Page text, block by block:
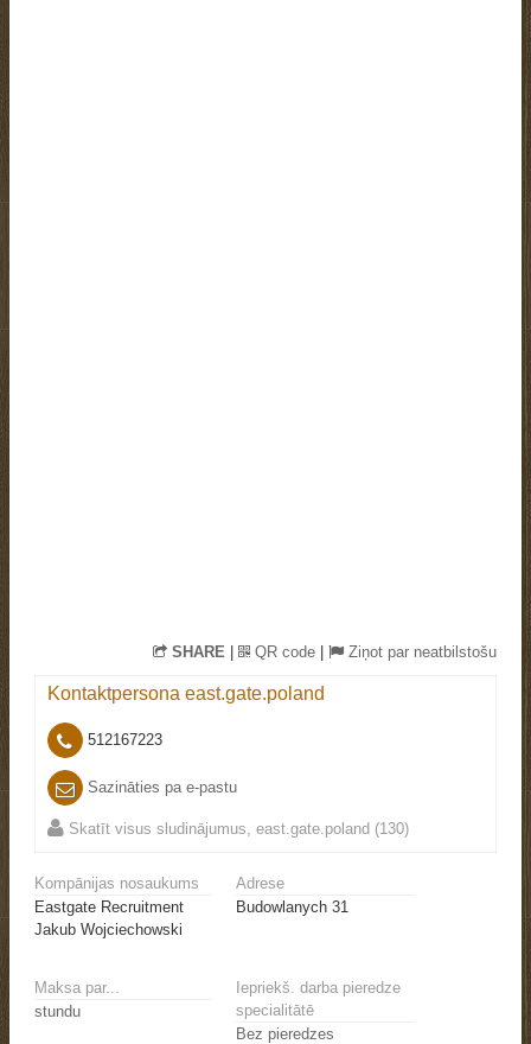
SHARE | QR code | Ziņot par neatbilstošu
Kontaktpersona east.gate.poland
512167223
Sazināties pa e-pastu
Skatīt visus sludinājumus, east.gate.poland (130)
Kompānijas nosaukums
Eastgate Recruitment
Jakub Wojciechowski
Adrese
Budowlanych 31
Maksa par...
stundu
Iepriekš. darba pieredze
specialitātē
Bez pieredzes